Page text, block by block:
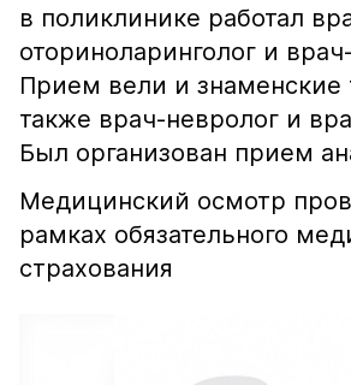
в поликлинике работал
оториноларинголог и
Прием вели и знаменские
также врач-невролог и
Был организован прием
Медицинский осмотр
рамках обязательного
страхования